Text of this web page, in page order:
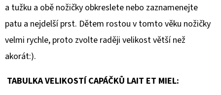
a tužku a obě nožičky obkreslete nebo zaznamenejte
patu a nejdelší prst. Dětem rostou v tomto věku nožičky
velmi rychle, proto zvolte raději velikost větší než
akorát:).
TABULKA VELIKOSTÍ CAPÁČKŮ LAIT ET MIEL: